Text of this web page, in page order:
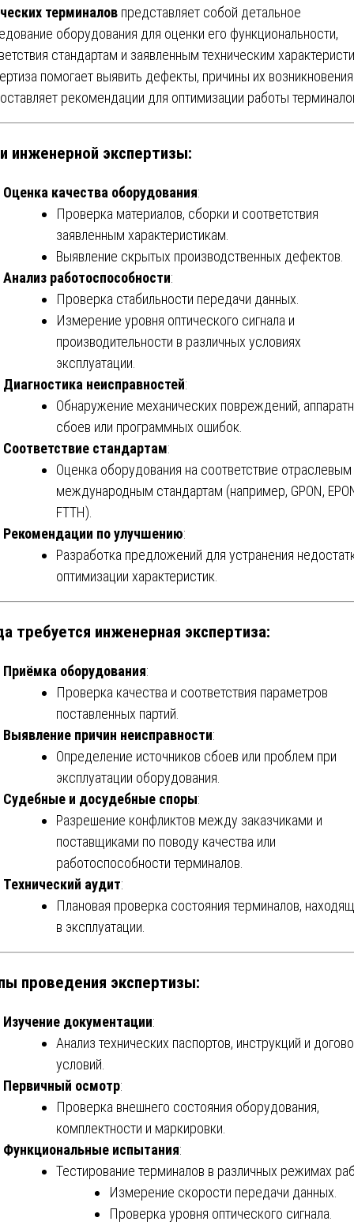
терминалов представляет собой детальное
оборудования для оценки его функциональности,
стандартам и заявленным техническим
помогает выявить дефекты, причины их
рекомендации для оптимизации работы
инженерной экспертизы:
Оценка качества оборудования:
Проверка материалов, сборки и соответствия
заявленным характеристикам.
Выявление скрытых производственных дефектов.
Анализ работоспособности:
Проверка стабильности передачи данных.
Измерение уровня оптического сигнала и
производительности в различных условиях
эксплуатации.
Диагностика неисправностей:
Обнаружение механических повреждений,
сбоев или программных ошибок.
Соответствие стандартам:
Оценка оборудования на соответствие отраслевым
международным стандартам (например, GPON,
FTTH).
Рекомендации по улучшению:
Разработка предложений для устранения
оптимизации характеристик.
требуется инженерная экспертиза:
Приёмка оборудования:
Проверка качества и соответствия параметров
поставленных партий.
Выявление причин неисправности:
Определение источников сбоев или проблем при
эксплуатации оборудования.
Судебные и досудебные споры:
Разрешение конфликтов между заказчиками и
поставщиками по поводу качества или
работоспособности терминалов.
Технический аудит:
Плановая проверка состояния терминалов,
в эксплуатации.
проведения экспертизы:
Изучение документации:
Анализ технических паспортов, инструкций и
условий.
Первичный осмотр:
Проверка внешнего состояния оборудования,
комплектности и маркировки.
Функциональные испытания:
Тестирование терминалов в различных режимах
Измерение скорости передачи данных.
Проверка уровня оптического сигнала.